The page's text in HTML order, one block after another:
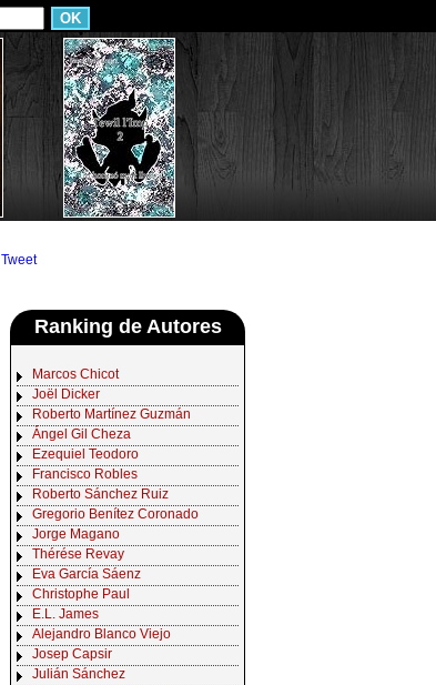
Tweet
Ranking de Autores
Marcos Chicot
Joël Dicker
Roberto Martínez Guzmán
Ángel Gil Cheza
Ezequiel Teodoro
Francisco Robles
Roberto Sánchez Ruiz
Gregorio Benítez Coronado
Jorge Magano
Thérése Revay
Eva García Sáenz
Christophe Paul
E.L. James
Alejandro Blanco Viejo
Josep Capsir
Julián Sánchez